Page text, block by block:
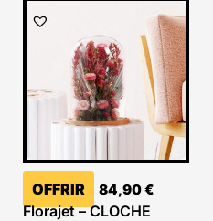
OFFRIR 84,90€
Florajet – CLOCHE